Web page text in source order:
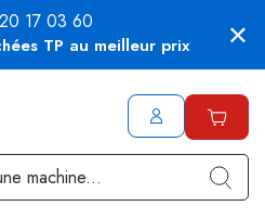
TP au meilleur prix
17 03 60